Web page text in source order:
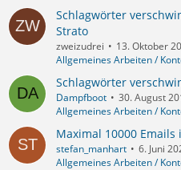
Schlagwörter
Strato
zweizudrei
13. Oktober
Allgemeines Arbeiten /
Schlagwörter
Dampfboot
30. August
Allgemeines Arbeiten /
Maximal 10000 Emails
stefan_manhart
6. Juni
Allgemeines Arbeiten /